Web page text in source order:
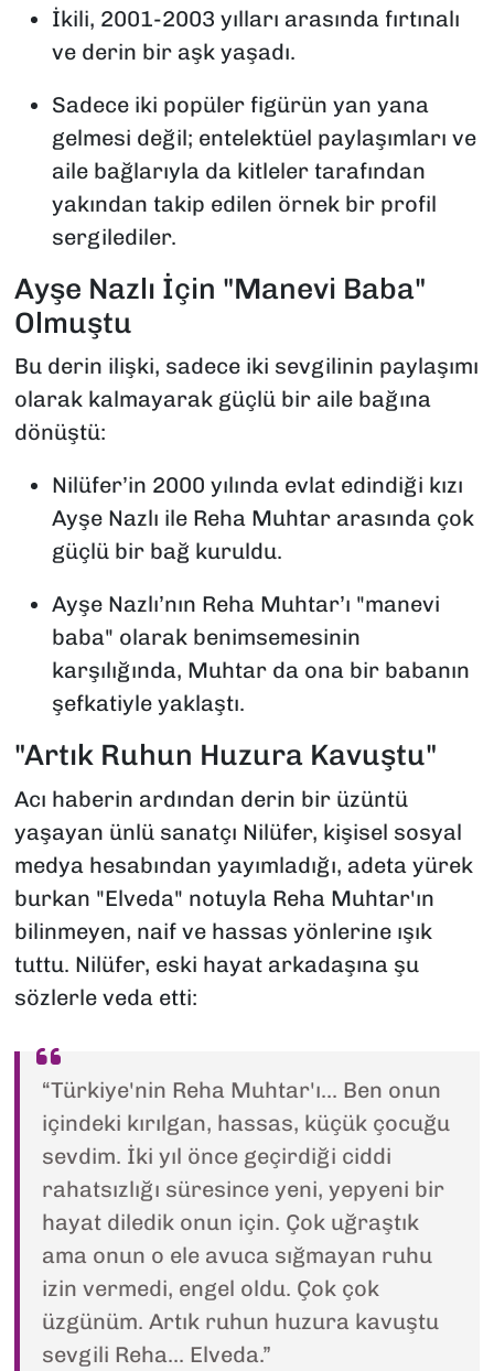
İkili, 2001-2003 yılları arasında fırtınalı
ve derin bir aşk yaşadı.
Sadece iki popüler figürün yan yana
gelmesi değil; entelektüel paylaşımları ve
aile bağlarıyla da kitleler tarafından
yakından takip edilen örnek bir profil
sergilediler.
Ayşe Nazlı İçin "Manevi Baba"
Olmuştu
Bu derin ilişki, sadece iki sevgilinin paylaşımı
olarak kalmayarak güçlü bir aile bağına
dönüştü:
Nilüfer’in 2000 yılında evlat edindiği kızı
Ayşe Nazlı ile Reha Muhtar arasında çok
güçlü bir bağ kuruldu.
Ayşe Nazlı’nın Reha Muhtar’ı "manevi
baba" olarak benimsemesinin
karşılığında, Muhtar da ona bir babanın
şefkatiyle yaklaştı.
"Artık Ruhun Huzura Kavuştu"
Acı haberin ardından derin bir üzüntü
yaşayan ünlü sanatçı Nilüfer, kişisel sosyal
medya hesabından yayımladığı, adeta yürek
burkan "Elveda" notuyla Reha Muhtar'ın
bilinmeyen, naif ve hassas yönlerine ışık
tuttu. Nilüfer, eski hayat arkadaşına şu
sözlerle veda etti:
“Türkiye'nin Reha Muhtar'ı... Ben onun
içindeki kırılgan, hassas, küçük çocuğu
sevdim. İki yıl önce geçirdiği ciddi
rahatsızlığı süresince yeni, yepyeni bir
hayat diledik onun için. Çok uğraştık
ama onun o ele avuca sığmayan ruhu
izin vermedi, engel oldu. Çok çok
üzgünüm. Artık ruhun huzura kavuştu
sevgili Reha... Elveda.”